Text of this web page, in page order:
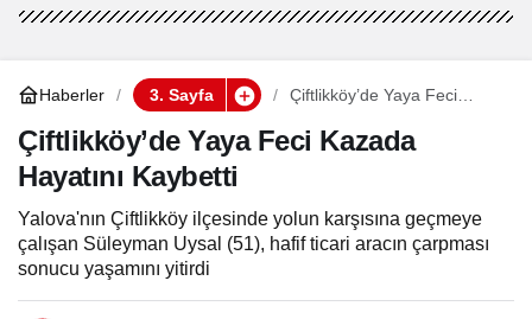
Haberler 3. Sayfa
Çiftlikköy’de Yaya Feci
Çiftlikköy’de Yaya Feci Kazada
Hayatını Kaybetti
Yalova'nın Çiftlikköy ilçesinde yolun karşısına geçmeye
çalışan Süleyman Uysal (51), hafif ticari aracın çarpması
sonucu yaşamını yitirdi